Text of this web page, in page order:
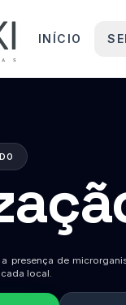
INÍCIO
presença de
local.